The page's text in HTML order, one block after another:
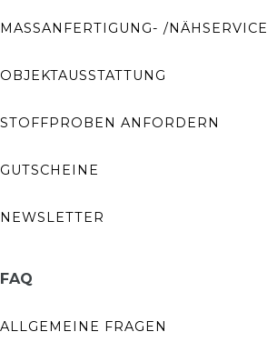
MASSANFERTIGUNG- /NÄHSERVICE
OBJEKTAUSSTATTUNG
STOFFPROBEN ANFORDERN
GUTSCHEINE
NEWSLETTER
FAQ
ALLGEMEINE FRAGEN